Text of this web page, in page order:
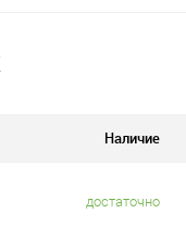
Наличие
достаточно